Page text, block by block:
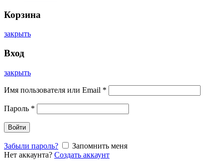
Корзина
закрыть
Вход
закрыть
Имя пользователя или Email *
Пароль *
Войти
Забыли пароль?
Запомнить меня
Нет аккаунта? Создать аккаунт